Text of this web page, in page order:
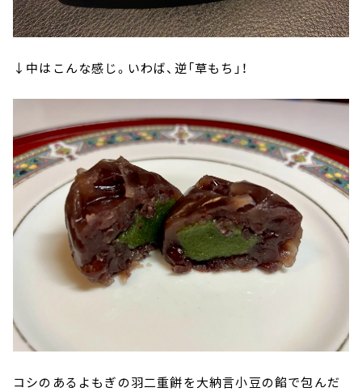
↓中はこんな感じ。いわば、逆「草もち」！
コシのあるよもぎの羽二重餅を大納言小豆の餡で包んだ